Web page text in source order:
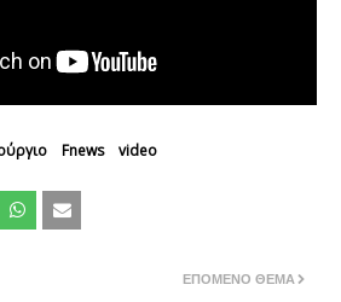
Fnews video
ΕΠΌΜΕΝΟ ΘΈΜΑ